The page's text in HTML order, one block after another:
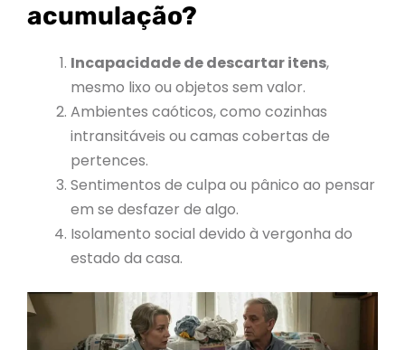
acumulação?
Incapacidade de descartar itens,
mesmo lixo ou objetos sem valor.
Ambientes caóticos, como cozinhas
intransitáveis ou camas cobertas de
pertences.
Sentimentos de culpa ou pânico ao pensar
em se desfazer de algo.
Isolamento social devido à vergonha do
estado da casa.